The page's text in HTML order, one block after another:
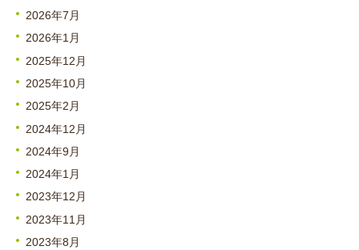
2026年7月
2026年1月
2025年12月
2025年10月
2025年2月
2024年12月
2024年9月
2024年1月
2023年12月
2023年11月
2023年8月